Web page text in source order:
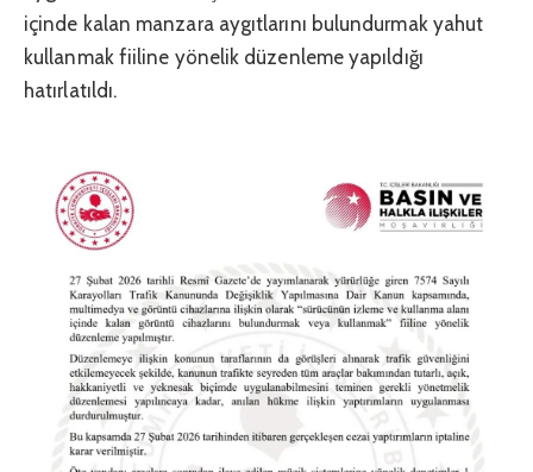
içinde kalan manzara aygıtlarını bulundurmak yahut
kullanmak fiiline yönelik düzenleme yapıldığı
hatırlatıldı.